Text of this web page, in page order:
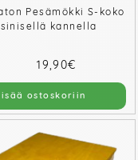
Pesämökki S-koko
sinisellä kannella
19,90€
ostoskoriin